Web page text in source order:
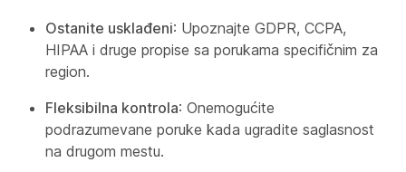
Ostanite usklađeni: Upoznajte GDPR, CCPA,
HIPAA i druge propise sa porukama specifičnim za
region.
Fleksibilna kontrola: Onemogućite
podrazumevane poruke kada ugradite saglasnost
na drugom mestu.